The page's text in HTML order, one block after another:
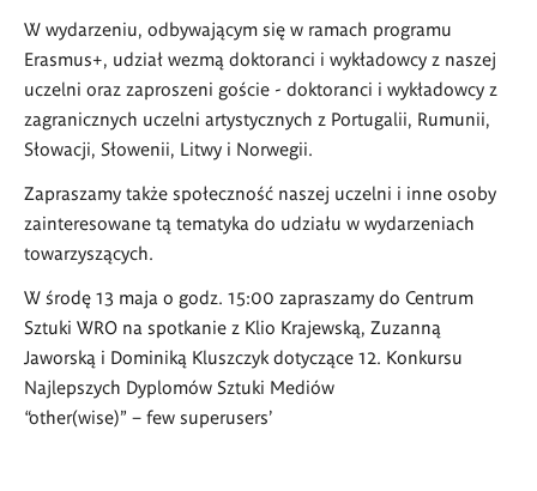
W wydarzeniu, odbywającym się w ramach programu
Erasmus+, udział wezmą doktoranci i wykładowcy z naszej
uczelni oraz zaproszeni goście - doktoranci i wykładowcy z
zagranicznych uczelni artystycznych z Portugalii, Rumunii,
Słowacji, Słowenii, Litwy i Norwegii.
Zapraszamy także społeczność naszej uczelni i inne osoby
zainteresowane tą tematyka do udziału w wydarzeniach
towarzyszących.
W środę 13 maja o godz. 15:00 zapraszamy do Centrum
Sztuki WRO na spotkanie z Klio Krajewską, Zuzanną
Jaworską i Dominiką Kluszczyk dotyczące 12. Konkursu
Najlepszych Dyplomów Sztuki Mediów
“other(wise)” – few superusers’